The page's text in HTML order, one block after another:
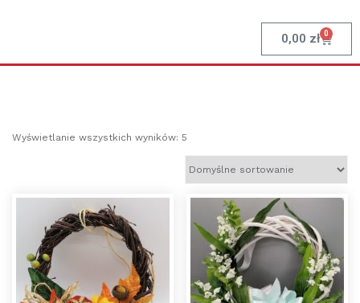
0,00 zł 0
Wyświetlanie wszystkich wyników: 5